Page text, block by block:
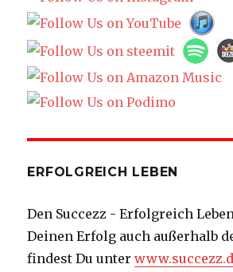
ERFOLGREICH LEBEN
Den Succezz - Erfolgreich
Deinen Erfolg auch außerhalb
findest Du unter